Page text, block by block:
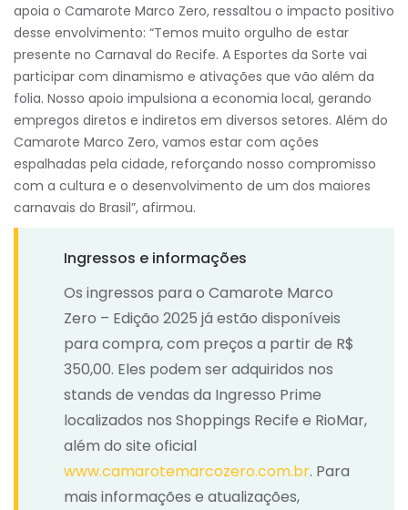
apoia o Camarote Marco Zero, ressaltou o impacto positivo
desse envolvimento: “Temos muito orgulho de estar
presente no Carnaval do Recife. A Esportes da Sorte vai
participar com dinamismo e ativações que vão além da
folia. Nosso apoio impulsiona a economia local, gerando
empregos diretos e indiretos em diversos setores. Além do
Camarote Marco Zero, vamos estar com ações
espalhadas pela cidade, reforçando nosso compromisso
com a cultura e o desenvolvimento de um dos maiores
carnavais do Brasil”, afirmou.
Ingressos e informações
Os ingressos para o Camarote Marco
Zero – Edição 2025 já estão disponíveis
para compra, com preços a partir de R$
350,00. Eles podem ser adquiridos nos
stands de vendas da Ingresso Prime
localizados nos Shoppings Recife e RioMar,
além do site oficial
www.camarotemarcozero.com.br. Para
mais informações e atualizações,